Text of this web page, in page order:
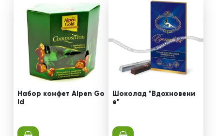
Набор конфет Alpen Go
ld
Шоколад "Вдохновени
е"